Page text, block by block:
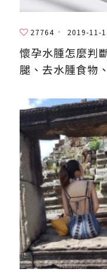
27764 2019-11-
懷孕水腫怎麼判
腿、去水腫食物